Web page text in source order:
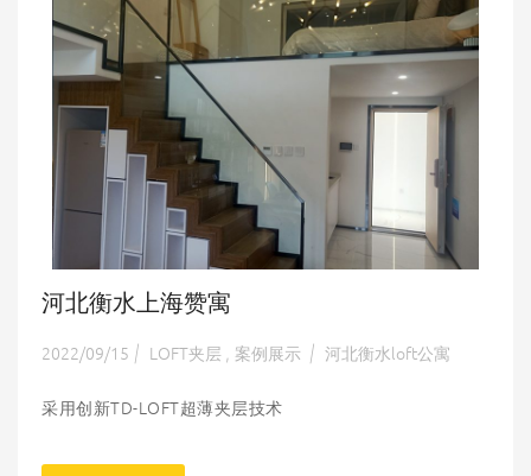
河北衡水上海赞寓
2022/09/15 | LOFT夹层 案例展示 | 河北衡水loft公寓
采用创新TD-LOFT超薄夹层技术